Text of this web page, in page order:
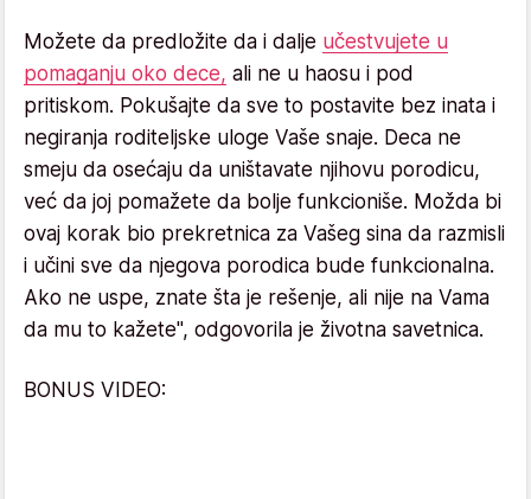
Možete da predložite da i dalje učestvujete u
pomaganju oko dece, ali ne u haosu i pod
pritiskom. Pokušajte da sve to postavite bez inata i
negiranja roditeljske uloge Vaše snaje. Deca ne
smeju da osećaju da uništavate njihovu porodicu,
već da joj pomažete da bolje funkcioniše. Možda bi
ovaj korak bio prekretnica za Vašeg sina da razmisli
i učini sve da njegova porodica bude funkcionalna.
Ako ne uspe, znate šta je rešenje, ali nije na Vama
da mu to kažete", odgovorila je životna savetnica.
BONUS VIDEO: